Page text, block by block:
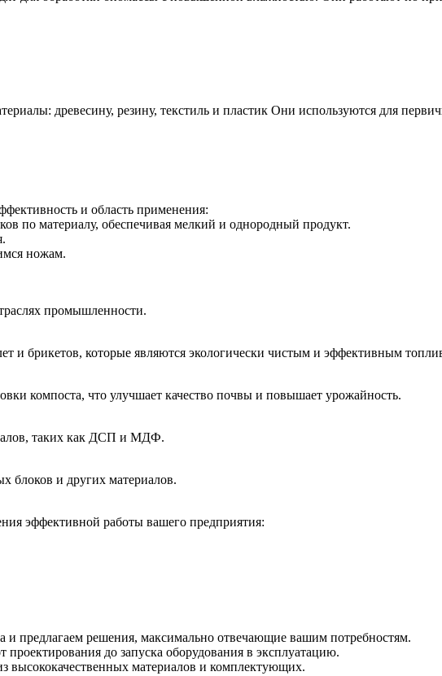
древесину, резину, текстиль и пластик Они используются для
и область применения:
по материалу, обеспечивая мелкий и однородный продукт.
ножам.
промышленности.
и брикетов, которые являются экологически чистым и эффективным
компоста, что улучшает качество почвы и повышает урожайность.
таких как ДСП и МДФ.
блоков и других материалов.
эффективной работы вашего предприятия:
предлагаем решения, максимально отвечающие вашим потребностям.
до запуска оборудования в эксплуатацию.
высококачественных материалов и комплектующих.